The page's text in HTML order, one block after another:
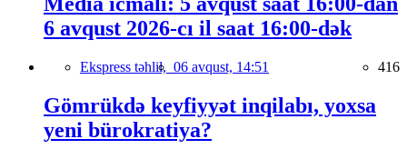
6 avqust 2026-cı il saat 16:00-dək
Ekspress təhlil, 06 avqust, 14:51 416
Gömrükdə keyfiyyət inqilabı, yoxsa
yeni bürokratiya?